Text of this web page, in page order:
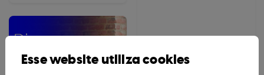
Esse website utiliza cookies